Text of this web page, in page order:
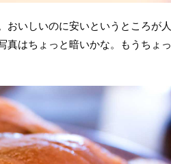
おいしいのに安いというところが人
真はちょっと暗いかな。もうちょっ